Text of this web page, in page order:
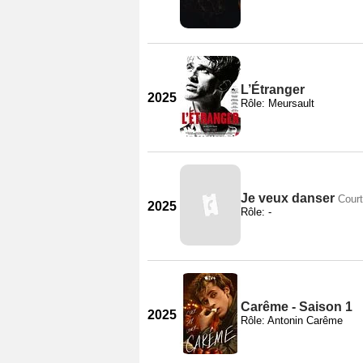
2025
L’Étranger
Rôle: Meursault
2025
Je veux danser
Rôle: -
2025
Carême - Saison 1
Rôle: Antonin Carême